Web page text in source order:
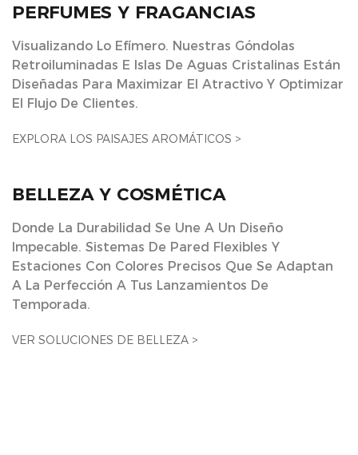
PERFUMES Y FRAGANCIAS
Visualizando Lo Efímero. Nuestras Góndolas
Retroiluminadas E Islas De Aguas Cristalinas Están
Diseñadas Para Maximizar El Atractivo Y Optimizar
El Flujo De Clientes.
EXPLORA LOS PAISAJES AROMÁTICOS >
BELLEZA Y COSMÉTICA
Donde La Durabilidad Se Une A Un Diseño
Impecable. Sistemas De Pared Flexibles Y
Estaciones Con Colores Precisos Que Se Adaptan
A La Perfección A Tus Lanzamientos De
Temporada.
VER SOLUCIONES DE BELLEZA >